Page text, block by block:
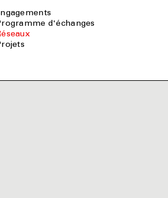
Engagements
Programme d'échanges
Réseaux
Projets